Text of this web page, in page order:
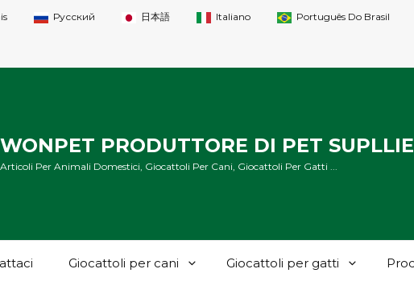
Русский 日本語 Italiano Português Do Brasil
WONPET PRODUTTORE DI PET
Articoli Per Animali Domestici, Giocattoli Per Cani, Giocattoli Per Gatti ...
Giocattoli per cani Giocattoli per gatti